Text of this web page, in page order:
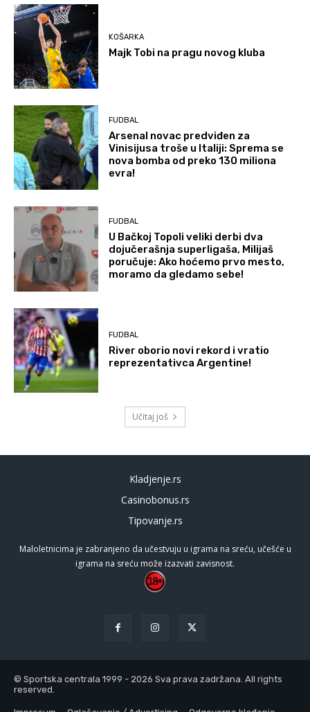
KOŠARKA
Majk Tobi na pragu novog kluba
FUDBAL
Arsenal novac predviđen za
Vinisijusa troše u Italiji: Sprema se
nova bomba od preko 130 miliona
evra!
FUDBAL
U Bačkoj Topoli veliki derbi dva
dojučerašnja superligaša, Milijaš
poručuje: Ako hoćemo prvo mesto,
moramo da gledamo sebe!
FUDBAL
River oborio novi rekord i vratio
reprezentativca Argentine!
Učitaj još
Kladjenje.rs
Casinobonus.rs
Tipovanje.rs
Maloletnicima je zabranjeno da učestvuju u igrama na sreću, učešće u
igrama na sreću može izazvati zavisnost.
© Sportska centrala 1999 - 2026 Sva prava zadržana. All rights
reserved.